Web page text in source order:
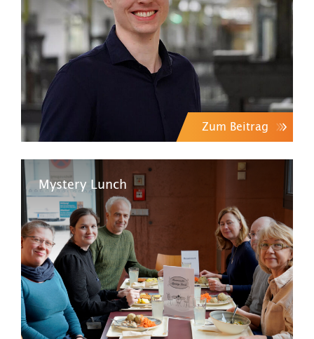
Zum Beitrag
Mystery Lunch